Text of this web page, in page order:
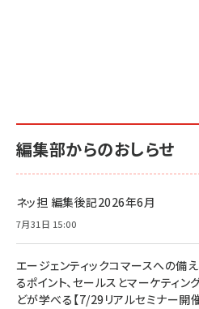
編集部からのおしらせ
ネッ担 編集後記2026年6月
7月31日 15:00
エージェンティックコマースへの備
るポイント、セールスとマーケティ
どが学べる【7/29リアルセミナー開催